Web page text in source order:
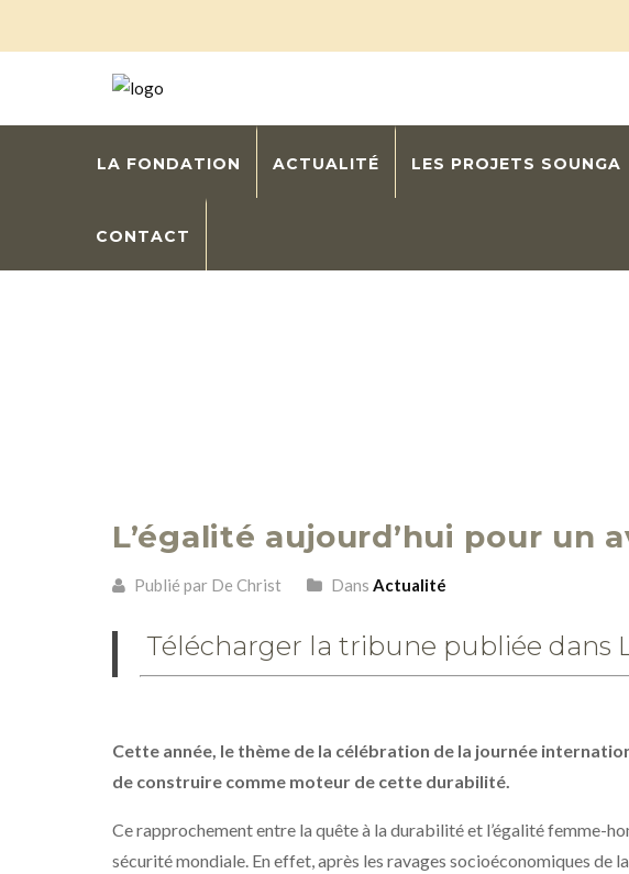
LA FONDATION ACTUALITÉ LES PROJETS SOUNGA
CONTACT
L’égalité aujourd’hui pour un
Publié par De Christ Dans Actualité
Télécharger la tribune publiée dans
Cette année, le thème de la célébration de la journée
de construire comme moteur de cette durabilité.
Ce rapprochement entre la quête à la durabilité et l’égalité femme-
sécurité mondiale. En effet, après les ravages socioéconomiques